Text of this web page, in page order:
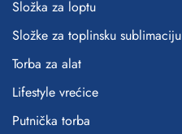
Složka za loptu
Složke za toplinsku sublimaciju
Torba za alat
Lifestyle vrećice
Putnička torba